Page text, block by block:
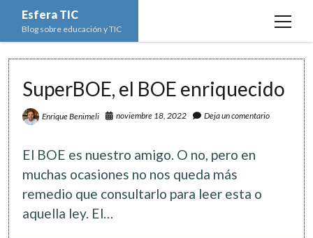
Esfera TIC
Blog sobre educación y TIC
open
Educación y TIC open
Actualidad
Espacios
Formación
Innovación
Asignaturas open
Ed. Plástica y Visual
Geografía e Historia
Historia del Arte
menu
Imagen digital
Ofimática open
menu
Bases de datos
Programación
Matemáticas
open
menu
Estadística
Geometría
twitterfacebookinstagram
youtube
SuperBOE, el BOE enriquecido
Enrique Benimeli noviembre 18, 2022 Deja un comentario
El BOE es nuestro amigo. O no, pero en
muchas ocasiones no nos queda más
remedio que consultarlo para leer esta o
aquella ley. El…